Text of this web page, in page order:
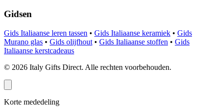
Gidsen
Gids Italiaanse leren tassen • Gids Italiaanse keramiek • Gids
Murano glas • Gids olijfhout • Gids Italiaanse stoffen • Gids
Italiaanse kerstcadeaus
© 2026 Italy Gifts Direct. Alle rechten voorbehouden.
Korte mededeling